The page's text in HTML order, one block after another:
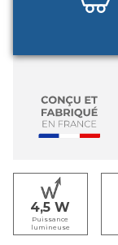
4,5
Puissance
lumineuse